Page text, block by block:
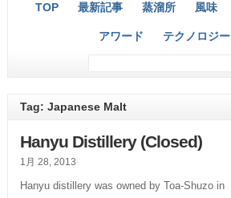
TOP 最新記事 蒸溜所 風味
アワード テクノロジー
Tag: Japanese Malt
Hanyu Distillery (Closed)
1月 28, 2013
Hanyu distillery was owned by Toa-Shuzo in